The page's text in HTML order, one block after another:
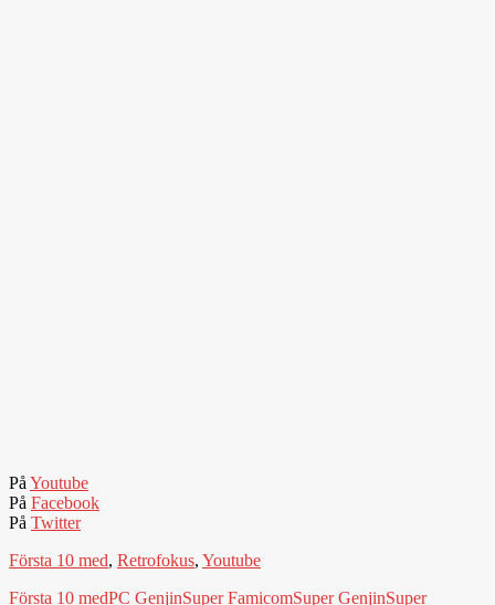
På Youtube
På Facebook
På Twitter
Första 10 med, Retrofokus, Youtube
Första 10 medPC GenjinSuper FamicomSuper GenjinSuper